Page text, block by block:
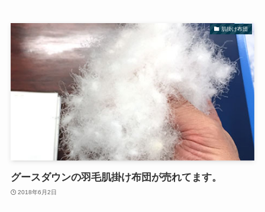
肌掛け布団
グースダウンの羽毛肌掛け布団が売れてます。
2018年6月2日